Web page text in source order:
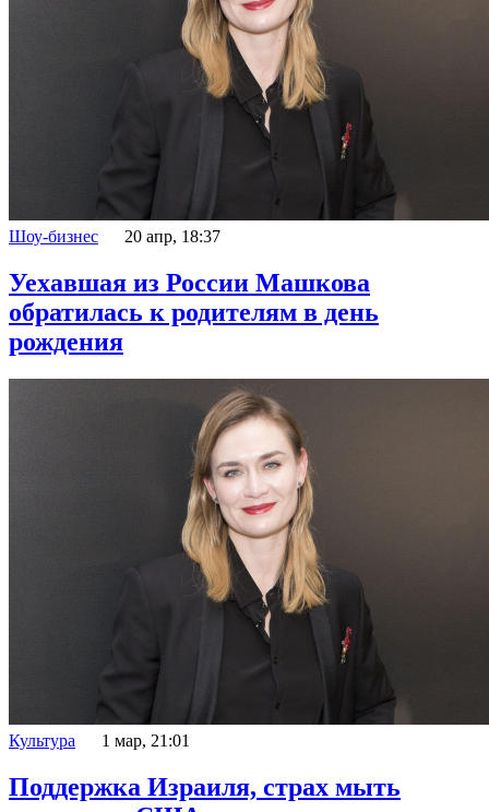
Шоу-бизнес 20 апр, 18:37
Уехавшая из России Машкова
обратилась к родителям в день
рождения
Культура 1 мар, 21:01
Поддержка Израиля, страх мыть